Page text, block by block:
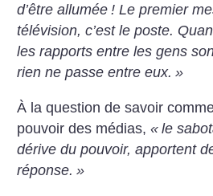
d’être allumée ! Le premier
télévision, c’est le poste.
les rapports entre les gens
rien ne passe entre eux. »
À la question de savoir
pouvoir des médias,« le
dérive du pouvoir, apportent
réponse. »